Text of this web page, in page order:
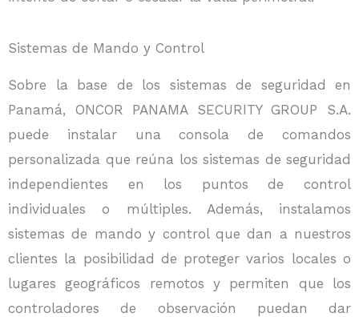
Sistemas de Mando y Control
Sobre la base de los sistemas de seguridad en
Panamá, ONCOR PANAMA SECURITY GROUP S.A.
puede instalar una consola de comandos
personalizada que reúna los sistemas de seguridad
independientes en los puntos de control
individuales o múltiples. Además, instalamos
sistemas de mando y control que dan a nuestros
clientes la posibilidad de proteger varios locales o
lugares geográficos remotos y permiten que los
controladores de observación puedan dar